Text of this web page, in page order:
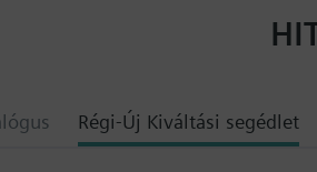
Régi-Új Kiváltási segédlet